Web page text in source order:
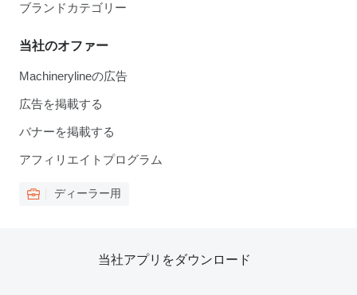
ブランドカテゴリー
当社のオファー
Machinerylineの広告
広告を掲載する
バナーを掲載する
アフィリエイトプログラム
ディーラー用
当社アプリをダウンロード